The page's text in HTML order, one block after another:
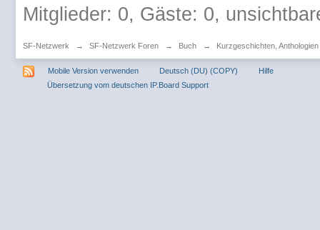
Mitglieder: 0, Gäste: 0,
SF-Netzwerk → SF-Netzwerk Foren → Buch → Kurzgeschichten,
Mobile Version verwenden Deutsch (DU) (COPY)
Hilfe
Übersetzung vom deutschen IP.Board Support